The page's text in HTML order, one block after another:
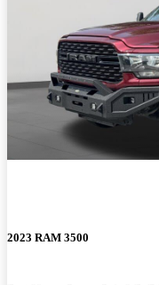
2023 RAM 3500